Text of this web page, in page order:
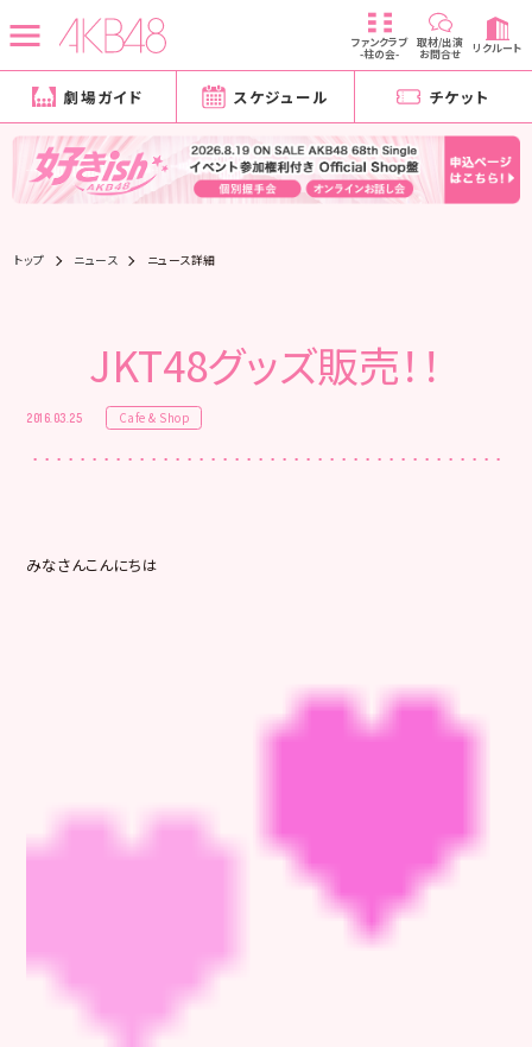
ファンクラブ
-柱の会-
取材/出演
お問合せ リクルート
劇場ガイド スケジュール チケット
トップ ニュース ニュース詳細
JKT48グッズ販売！！
2016.03.25 Cafe & Shop
みなさんこんにちは